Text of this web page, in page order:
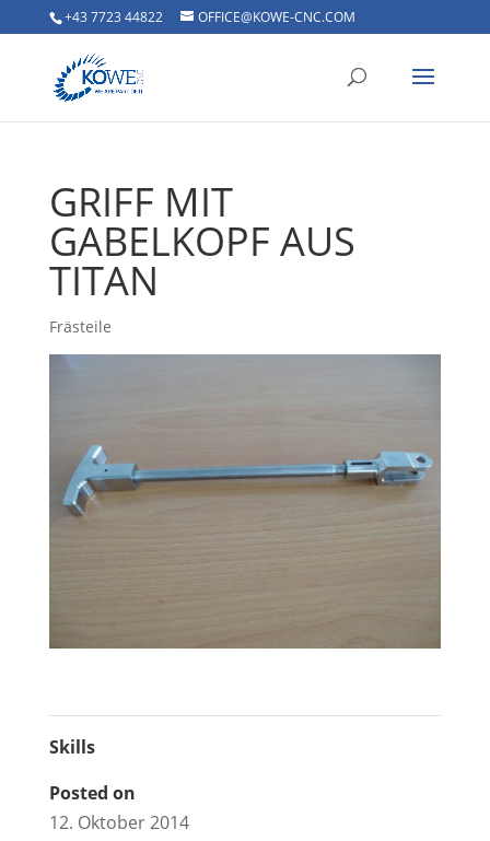
+43 7723 44822 OFFICE@KOWE-CNC.COM
GRIFF MIT
GABELKOPF AUS
TITAN
Frästeile
Skills
Posted on
12. Oktober 2014